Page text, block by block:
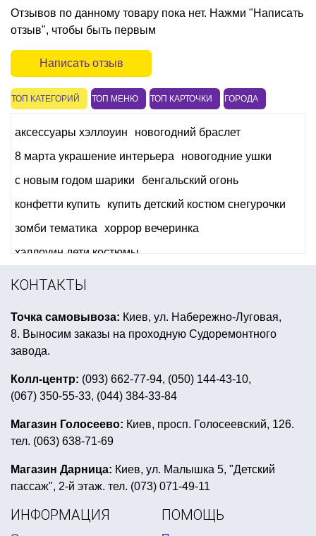
Отзывов по данному товару пока нет. Нажми "Написать
отзыв", чтобы быть первым
Написать отзыв
ТОП КАТЕГОРИЙ ТОП МЕНЮ ТОП КАРТОЧКИ ГОРОДА
аксессуары хэллоуин
новогодний браслет
8 марта украшение интерьера
новогодние ушки
с новым годом шарики
бенгальский огонь
конфетти купить
купить детский костюм снегурочки
зомби тематика
хоррор вечеринка
хэллоуин дети костюмы
гавайские костюмы купить
новогодние костюмы на новый год для взрослых
колпаки новогодние
интернет магазин новогодних гирлянд
сервировка детского праздничного стола
вечеринка в стиле клоунов
сувениры к 8 марта купить
шары на гавайскую вечеринку
день святого патрика атрибуты
КОНТАКТЫ
Точка самовывоза: Киев, ул. Набережно-Луговая,
8. Выносим заказы на проходную Судоремонтного
завода.
Колл-центр: (093) 662-77-94, (050) 144-43-10,
(067) 350-55-33, (044) 384-33-84
Магазин Голосеево: Киев, просп. Голосеевский, 126.
тел. (063) 638-71-69
Магазин Дарница: Киев, ул. Малышка 5, "Детский
пассаж", 2-й этаж. тел. (073) 071-49-11
ИНФОРМАЦИЯ ПОМОЩЬ